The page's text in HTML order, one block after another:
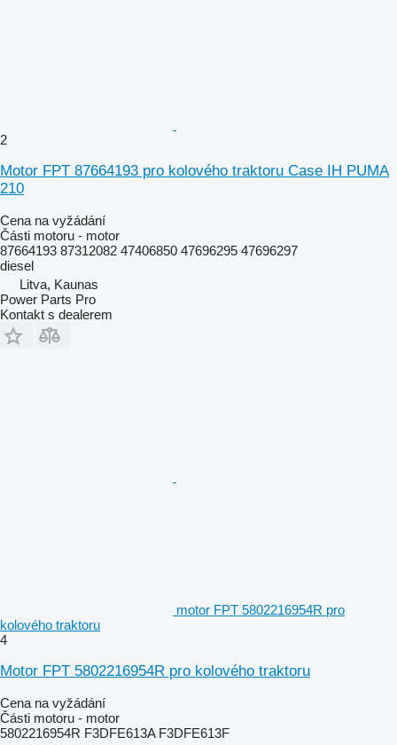
2
Motor FPT 87664193 pro kolového traktoru Case IH PUMA
210
Cena na vyžádání
Části motoru - motor
87664193 87312082 47406850 47696295 47696297
diesel
Litva, Kaunas
Power Parts Pro
Kontakt s dealerem
motor FPT 5802216954R pro
kolového traktoru
4
Motor FPT 5802216954R pro kolového traktoru
Cena na vyžádání
Části motoru - motor
5802216954R F3DFE613A F3DFE613F